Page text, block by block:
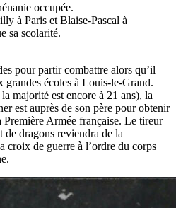
occupée.
à Paris et Blaise-Pascal à
sa scolarité.
pour partir combattre alors qu’il
grandes écoles à Louis-le-Grand.
majorité est encore à 21 ans), la
est auprès de son père pour obtenir
Armée française. Le tireur
de dragons reviendra de la
croix de guerre à l’ordre du corps